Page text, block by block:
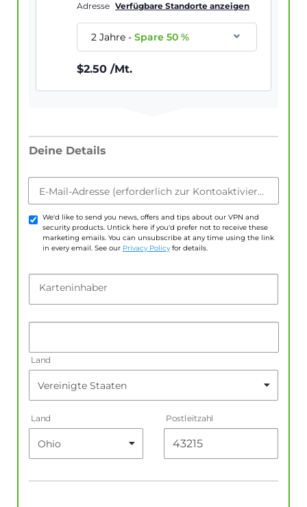
Adresse Verfügbare Standorte anzeigen
2 Jahre-Spare50 %
$2.50 /Mt.
Deine Details
E-Mail-Adresse (erforderlich zur Kontoaktivierung)
We'd like to send you news, offers and tips about our VPN and
security products. Untick here if you'd prefer not to receive these
marketing emails. You can unsubscribe at any time using the link
in every email. See our Privacy Policy for details.
Karteninhaber
Land
Land Postleitzahl